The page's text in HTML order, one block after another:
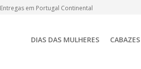
Entregas em Portugal Continental
DIAS DAS MULHERES CABAZES